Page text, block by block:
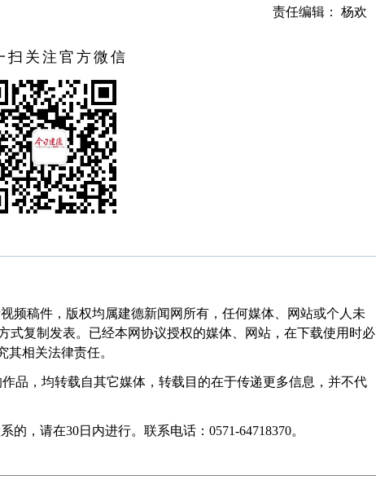
责任编辑： 杨欢
扫关注官方微信
频稿件，版权均属建德新闻网所有，任何媒体、网站或个人未
式复制发表。已经本网协议授权的媒体、网站，在下载使用时必
其相关法律责任。
品，均转载自其它媒体，转载目的在于传递更多信息，并不代
，请在30日内进行。联系电话：0571-64718370。